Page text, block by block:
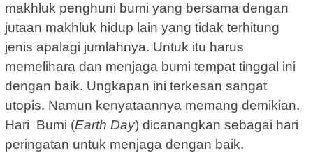
makhluk penghuni bumi yang bersama dengan
jutaan makhluk hidup lain yang tidak terhitung
jenis apalagi jumlahnya. Untuk itu harus
memelihara dan menjaga bumi tempat tinggal ini
dengan baik. Ungkapan ini terkesan sangat
utopis. Namun kenyataannya memang demikian.
Hari Bumi (Earth Day) dicanangkan sebagai hari
peringatan untuk menjaga dengan baik.